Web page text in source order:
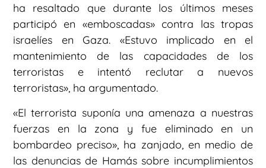
ha resaltado que durante los últimos meses
participó en «emboscadas» contra las tropas
israelíes en Gaza. «Estuvo implicado en el
mantenimiento de las capacidades de los
terroristas e intentó reclutar a nuevos
terroristas», ha argumentado.
«El terrorista suponía una amenaza a nuestras
fuerzas en la zona y fue eliminado en un
bombardeo preciso», ha zanjado, en medio de
las denuncias de Hamás sobre incumplimientos